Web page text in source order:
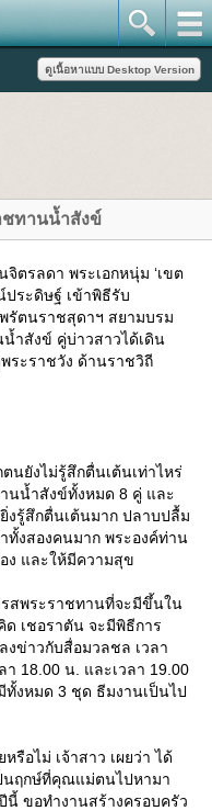
ชทานน้ำสังข์
ตรลดา พระเอกหนุ่ม ‘เขต
ประดิษฐ์ เข้าพิธีรับ
รัตนราชสุดาฯ สยามบรม
ำสังข์ คู่บ่าวสาวได้เดิน
ระราชวัง ด้านราชวิถี
นยังไม่รู้สึกตื่นเต้นเท่าไหร่
นน้ำสังข์ทั้งหมด 8 คู่ และ
งรู้สึกตื่นเต้นมาก ปลาบปลื้ม
ทั้งสองคนมาก พระองค์ท่าน
ง และให้มีความสุข
สพระราชทานที่จะมีขึ้นใน
เชอราตัน จะมีพิธีการ
งข่าวกับสื่อมวลชล เวลา
18.00 น. และเวลา 19.00
งหมด 3 ชุด ธีมงานเป็นไป
รือไม่ เจ้าสาว เผยว่า ได้
นฤกษ์ที่คุณแม่ตนไปหามา
นี้ ขอทำงานสร้างครอบครัว